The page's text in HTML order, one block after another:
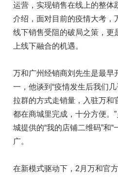
运营，实现销售在线上的整体
介绍，面对目前的疫情大考，
线下销售受阻的破局之策，更
上线下融合的机遇。
万和广州经销商刘先生是最早
一，他谈到“疫情发生后我们
拉群的方式走销量，入驻万和
都在商城里完成，十分方便。
城提供的“我的店铺二维码”和“
广。
在新模式驱动下，2月万和官